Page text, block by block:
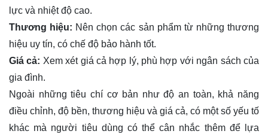
lực và nhiệt độ cao.
Thương hiệu: Nên chọn các sản phẩm từ những thương
hiệu uy tín, có chế độ bảo hành tốt.
Giá cả: Xem xét giá cả hợp lý, phù hợp với ngân sách của
gia đình.
Ngoài những tiêu chí cơ bản như độ an toàn, khả năng
điều chỉnh, độ bền, thương hiệu và giá cả, có một số yếu tố
khác mà người tiêu dùng có thể cân nhắc thêm để lựa